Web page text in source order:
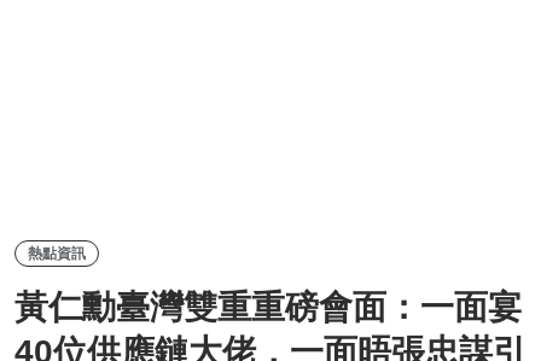
熱點資訊
黃仁勳臺灣雙重重磅會面：一面宴
40位供應鏈大佬，一面晤張忠謀引